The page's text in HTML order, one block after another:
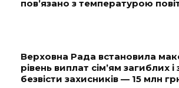
пов’язано з температурою
Верховна Рада встановила
рівень виплат сім’ям загиблих
безвісти захисників — 15 млн